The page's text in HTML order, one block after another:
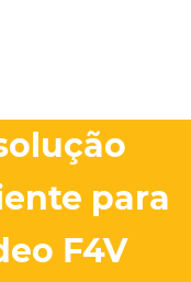
para
F4V